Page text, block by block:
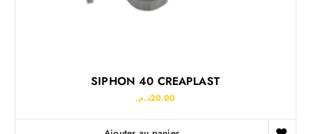
SIPHON 40 CREAPLAST
20.00د.م.